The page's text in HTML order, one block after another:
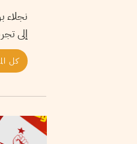
نجلاء
إلى
كل